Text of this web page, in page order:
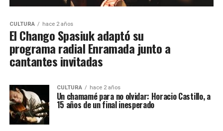
CULTURA hace 2 años
El Chango Spasiuk adaptó su
programa radial Enramada junto a
cantantes invitadas
CULTURA hace 2 años
Un chamamé para no olvidar: Horacio Castillo, a
15 años de un final inesperado